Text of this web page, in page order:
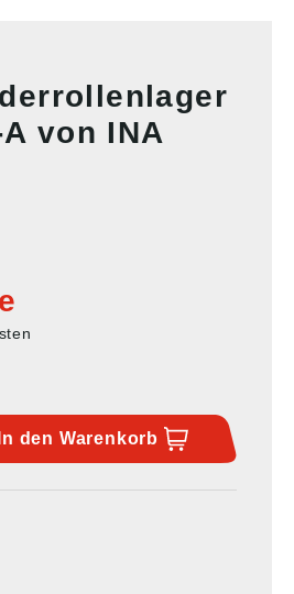
von INA
In den Warenkorb